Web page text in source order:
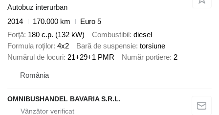
Autobuz interurban
2014
170.000 km
Euro 5
Forţă 180 c.p. (132 kW) Combustibil diesel
Formula roţilor 4x2 Bară de suspensie torsiune
Numărul de locuri 21+29+1 PMR Număr portiere 2
România
OMNIBUSHANDEL BAVARIA S.R.L.